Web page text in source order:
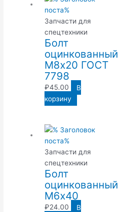
Запчасти для
спецтехники
Болт
оцинкованный
М8х20 ГОСТ
7798
₽45.00
В
корзину
Запчасти для
спецтехники
Болт
оцинкованный
М6х40
₽24.00
В